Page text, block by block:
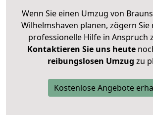
Wenn Sie einen Umzug von
Wilhelmshaven planen, zögern
professionelle Hilfe in Anspruch
Kontaktieren Sie uns heute
reibungslosen Umzug zu
Kostenlose Angebote